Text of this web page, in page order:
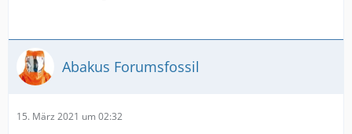
Abakus Forumsfossil
15. März 2021 um 02:32